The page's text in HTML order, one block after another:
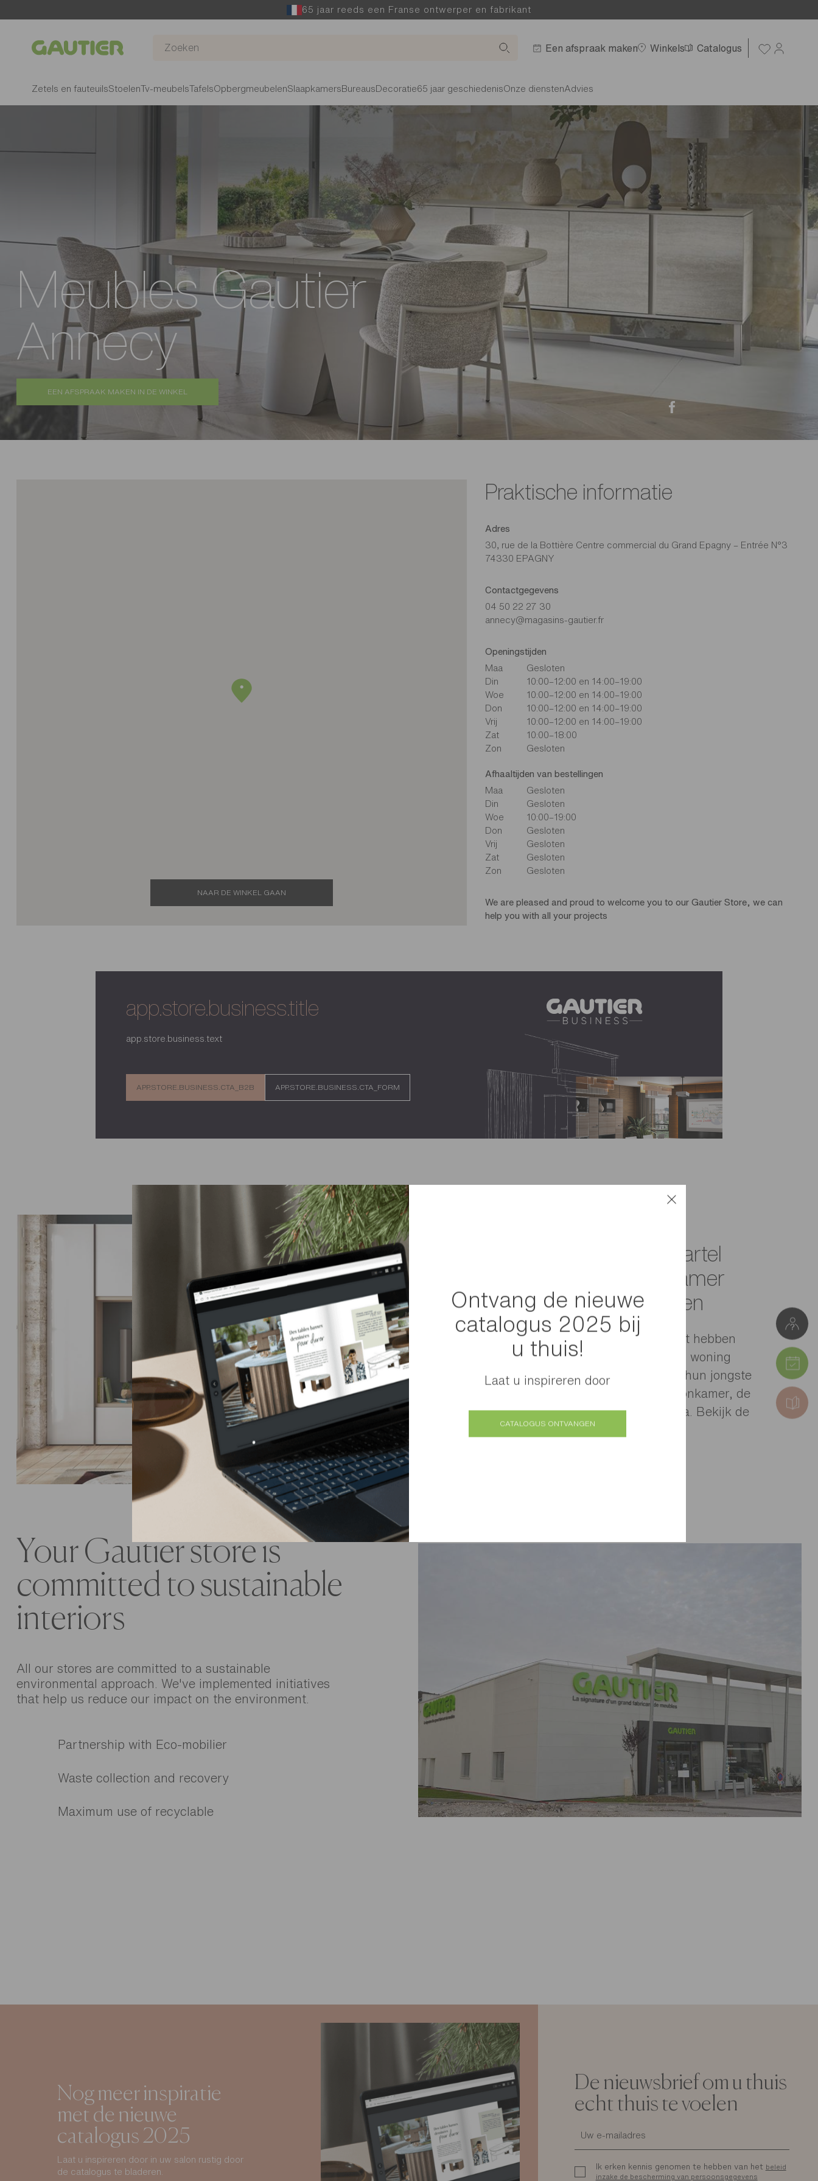
65 jaar reeds een Franse ontwerper en fabrikant
Gautier Een afspraak maken Winkels Catalogus
Zetels en fauteuilsStoelenTv-meubelsTafelsOpbergmeubelenSlaapkamers Bureaus Decoratie65 jaar geschiedenisOnze dienstenAdvies
Meubles Gautier
Annecy
EEN AFSPRAAK MAKEN IN DE WINKEL
NAAR DE WINKEL GAAN
Praktische informatie
Adres
30, rue de la Bottière Centre commercial du Grand Epagny – Entrée N°3
74330 EPAGNY
Contactgegevens
04 50 22 27 30
annecy@magasins-gautier.fr
Openingstijden
Maa
Gesloten
Din
10:00–12:00 en 14:00–19:00
Woe
10:00–12:00 en 14:00–19:00
Don
10:00–12:00 en 14:00–19:00
Vrij
10:00–12:00 en 14:00–19:00
Zat
10:00–18:00
Zon
Gesloten
Afhaaltijden van bestellingen
Maa
Gesloten
Din
Gesloten
Woe
10:00–19:00
Don
Gesloten
Vrij
Gesloten
Zat
Gesloten
Zon
Gesloten
We are pleased and proud to welcome you to our Gautier Store, we can
help you with all your projects
app.store.business.title
app.store.business.text
APP.STORE.BUSINESS.CTA_B2B APP.STORE.BUSINESS.CTA_FORM
We hebben de familie Martel
geholpen om de woonkamer
van hun dromen te creëren
Met de hulp van hun interieurspecialist hebben
de vijftigers Françoise en Jacques hun woning
opnieuw ingericht, na het vertrek van hun jongste
zoon, Théo. Ze begonnen met de woonkamer, de
belangrijkste ruimte van hun grote villa. Bekijk de
voor en na!
Your Gautier store is
committed to sustainable
interiors
All our stores are committed to a sustainable
environmental approach. We've implemented initiatives
that help us reduce our impact on the environment.
Partnership with Eco-mobilier
Waste collection and recovery
Maximum use of recyclable
Ontvang de nieuwe
catalogus 2025 bij
u thuis!
Laat u inspireren door
CATALOGUS ONTVANGEN
Nog meer inspiratie
met de nieuwe
catalogus 2025
Laat u inspireren door in uw salon rustig door
de catalogus te bladeren.
De nieuwsbrief om u thuis
echt thuis te voelen
Ik erken kennis genomen te hebben van het
beleid
inzake de bescherming van persoonsgegevens